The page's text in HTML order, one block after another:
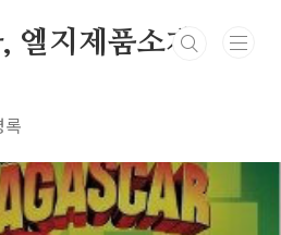
엘지제품소개
록